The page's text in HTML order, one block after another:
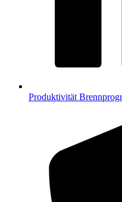
Produktivität